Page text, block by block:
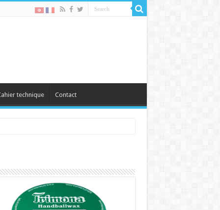
technique Contact